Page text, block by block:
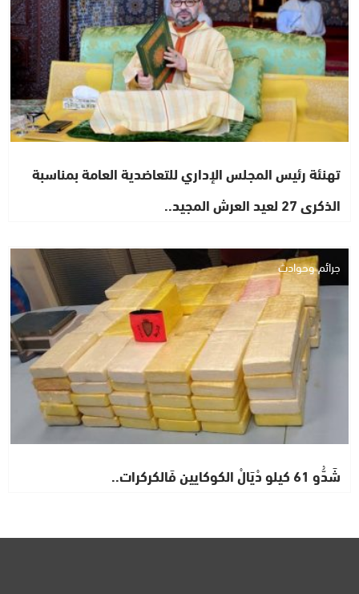
تهنئة رئيس المجلس الإداري للتعاضدية العامة بمناسبة
الذكرى 27 لعيد العرش المجيد..
جرائم وحوادث
شَدُّو 61 كيلو دْيَالْ الكوكايين فَالكركرات..